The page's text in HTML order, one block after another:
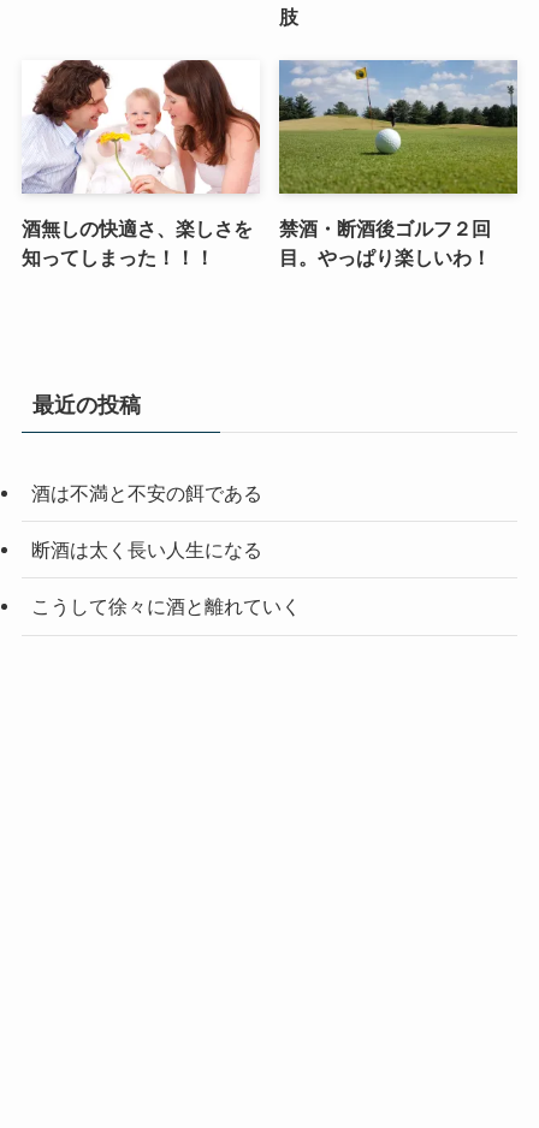
肢
酒無しの快適さ、楽しさを
知ってしまった！！！
禁酒・断酒後ゴルフ２回
目。やっぱり楽しいわ！
最近の投稿
酒は不満と不安の餌である
断酒は太く長い人生になる
こうして徐々に酒と離れていく